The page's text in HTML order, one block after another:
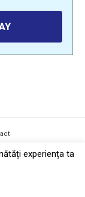
experiența ta